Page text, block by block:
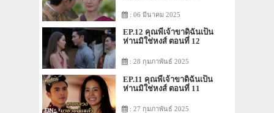
: 06 มีนาคม 2025
EP.12 คุณพี่เจ้าขาดิฉันเป็น
ห่านมิใช่หงส์ ตอนที่ 12
: 28 กุมภาพันธ์ 2025
EP.11 คุณพี่เจ้าขาดิฉันเป็น
ห่านมิใช่หงส์ ตอนที่ 11
: 27 กุมภาพันธ์ 2025